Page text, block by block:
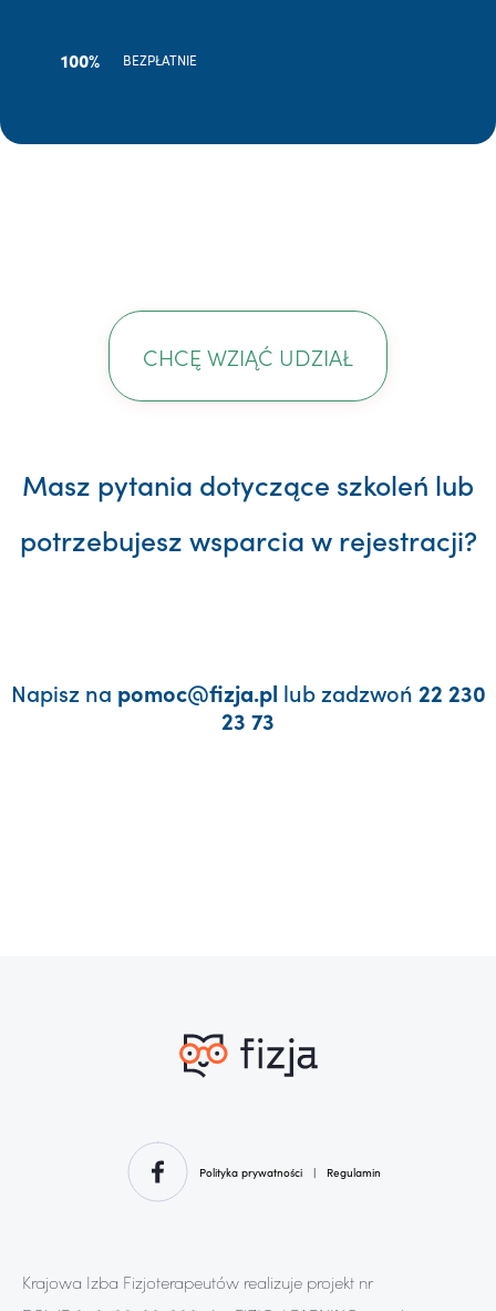
100% BEZPŁATNIE
CHCĘ WZIĄĆ UDZIAŁ
Masz pytania dotyczące szkoleń lub
potrzebujesz wsparcia w rejestracji?
Napisz na pomoc@fizja.pl lub zadzwoń 22 230
23 73
Polityka prywatności | Regulamin
Krajowa Izba Fizjoterapeutów realizuje projekt nr